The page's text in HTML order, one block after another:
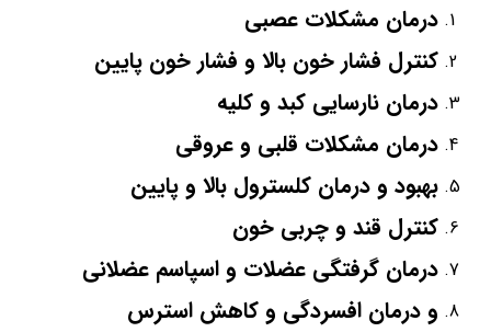
درمان مشکلات عصبی
کنترل فشار خون بالا و فشار خون پایین
درمان نارسایی کبد و کلیه
درمان مشکلات قلبی و عروقی
بهبود و درمان کلسترول بالا و پایین
کنترل قند و چربی خون
درمان گرفتگی عضلات و اسپاسم عضلانی
و درمان افسردگی و کاهش استرس